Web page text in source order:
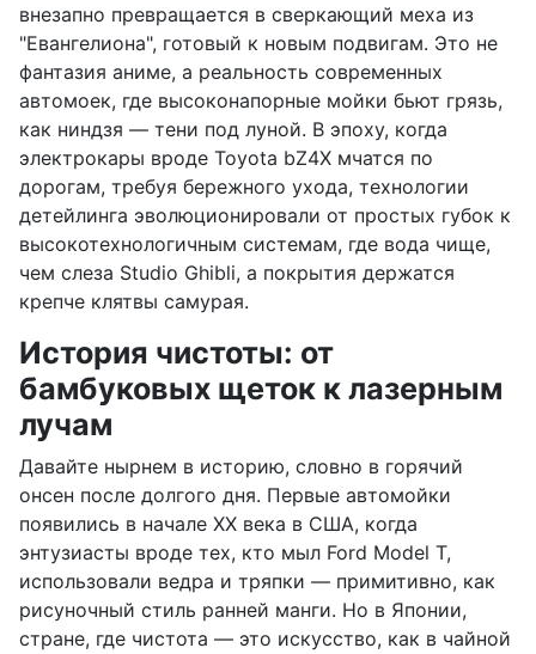
внезапно превращается в сверкающий меха из
"Евангелиона", готовый к новым подвигам. Это не
фантазия аниме, а реальность современных
автомоек, где высоконапорные мойки бьют грязь,
как ниндзя — тени под луной. В эпоху, когда
электрокары вроде Toyota bZ4X мчатся по
дорогам, требуя бережного ухода, технологии
детейлинга эволюционировали от простых губок к
высокотехнологичным системам, где вода чище,
чем слеза Studio Ghibli, а покрытия держатся
крепче клятвы самурая.
История чистоты: от
бамбуковых щеток к лазерным
лучам
Давайте нырнем в историю, словно в горячий
онсен после долгого дня. Первые автомойки
появились в начале XX века в США, когда
энтузиасты вроде тех, кто мыл Ford Model T,
использовали ведра и тряпки — примитивно, как
рисуночный стиль ранней манги. Но в Японии,
стране, где чистота — это искусство, как в чайной